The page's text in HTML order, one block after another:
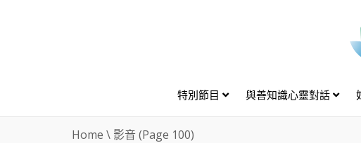
特別節目 與善知識心靈對話
Home \ 影音 (Page 100)